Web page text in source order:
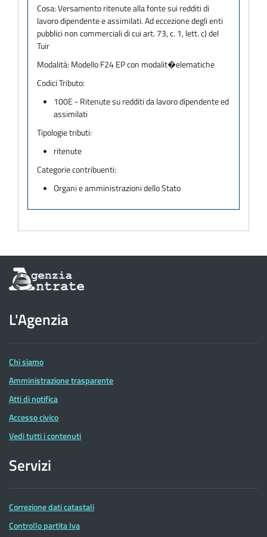
Cosa:Versamento ritenute alla fonte sui redditi di
lavoro dipendente e assimilati. Ad eccezione degli enti
pubblici non commerciali di cui art. 73, c. 1, lett. c) del
Tuir
Modalità: Modello F24 EP con modalit�elematiche
Codici Tributo:
100E - Ritenute su redditi da lavoro dipendente ed
assimilati
Tipologie tributi:
ritenute
Categorie contribuenti:
Organi e amministrazioni dello Stato
Informazioni
sul
dell'Agenzia
delle
Entrate
L'Agenzia
Chi siamo
Amministrazione trasparente
Atti di notifica
Accesso civico
Vedi tutti i contenuti
Servizi
Correzione dati catastali
Controllo partita Iva